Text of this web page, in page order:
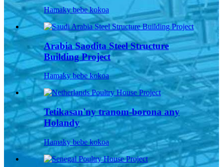
Hamaky bebe kokoa
Arabia Saodita Steel Structure
Building Project
Hamaky bebe kokoa
Tetikasan'ny tranom-borona any
Holandy
Hamaky bebe kokoa